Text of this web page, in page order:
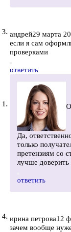
андрей29 марта
если я сам
проверками
ответить
Да,
только
претензиям со
лучше
ответить
ирина петрова12
зачем вообще